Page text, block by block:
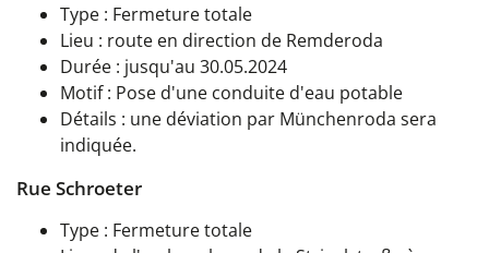
Type : Fermeture totale
Lieu : route en direction de Remderoda
Durée : jusqu'au 30.05.2024
Motif : Pose d'une conduite d'eau potable
Détails : une déviation par Münchenroda sera
indiquée.
Rue Schroeter
Type : Fermeture totale